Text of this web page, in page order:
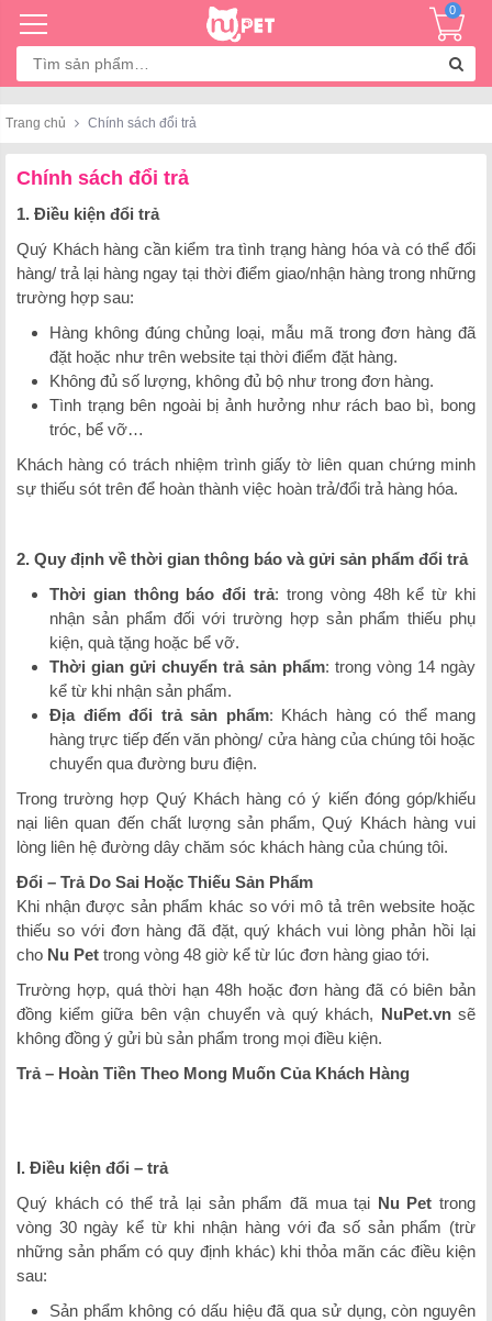
Tìm
kiếm:
0
Trang chủ Chính sách đổi trả
Chính sách đổi trả
1. Điều kiện đổi trả
Quý Khách hàng cần kiểm tra tình trạng hàng hóa và có thể đổi
hàng/ trả lại hàng ngay tại thời điểm giao/nhận hàng trong những
trường hợp sau:
Hàng không đúng chủng loại, mẫu mã trong đơn hàng đã
đặt hoặc như trên website tại thời điểm đặt hàng.
Không đủ số lượng, không đủ bộ như trong đơn hàng.
Tình trạng bên ngoài bị ảnh hưởng như rách bao bì, bong
tróc, bể vỡ…
Khách hàng có trách nhiệm trình giấy tờ liên quan chứng minh
sự thiếu sót trên để hoàn thành việc hoàn trả/đổi trả hàng hóa.
2. Quy định về thời gian thông báo và gửi sản phẩm đổi trả
Thời gian thông báo đổi trả: trong vòng 48h kể từ khi
nhận sản phẩm đối với trường hợp sản phẩm thiếu phụ
kiện, quà tặng hoặc bể vỡ.
Thời gian gửi chuyển trả sản phẩm: trong vòng 14 ngày
kể từ khi nhận sản phẩm.
Địa điểm đổi trả sản phẩm: Khách hàng có thể mang
hàng trực tiếp đến văn phòng/ cửa hàng của chúng tôi hoặc
chuyển qua đường bưu điện.
Trong trường hợp Quý Khách hàng có ý kiến đóng góp/khiếu
nại liên quan đến chất lượng sản phẩm, Quý Khách hàng vui
lòng liên hệ đường dây chăm sóc khách hàng của chúng tôi.
Đổi – Trả Do Sai Hoặc Thiếu Sản Phẩm
Khi nhận được sản phẩm khác so với mô tả trên website hoặc
thiếu so với đơn hàng đã đặt, quý khách vui lòng phản hồi lại
cho Nu Pet trong vòng 48 giờ kể từ lúc đơn hàng giao tới.
Trường hợp, quá thời hạn 48h hoặc đơn hàng đã có biên bản
đồng kiểm giữa bên vận chuyển và quý khách, NuPet.vnsẽ
không đồng ý gửi bù sản phẩm trong mọi điều kiện.
Trả – Hoàn Tiền Theo Mong Muốn Của Khách Hàng
I. Điều kiện đổi – trả
Quý khách có thể trả lại sản phẩm đã mua tại Nu Pet trong
vòng 30 ngày kể từ khi nhận hàng với đa số sản phẩm (trừ
những sản phẩm có quy định khác) khi thỏa mãn các điều kiện
sau:
Sản phẩm không có dấu hiệu đã qua sử dụng, còn nguyên